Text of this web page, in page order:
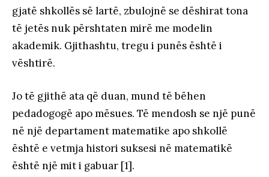
gjatë shkollës së lartë, zbulojnë se dëshirat tona
të jetës nuk përshtaten mirë me modelin
akademik. Gjithashtu, tregu i punës është i
vështirë.
Jo të gjithë ata që duan, mund të bëhen
pedadogogë apo mësues. Të mendosh se një punë
në një departament matematike apo shkollë
është e vetmja histori suksesi në matematikë
është një mit i gabuar [1].